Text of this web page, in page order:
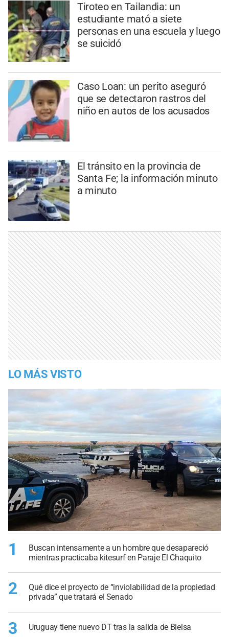
Tiroteo en Tailandia: un
estudiante mató a siete
personas en una escuela y luego
se suicidó
Caso Loan: un perito aseguró
que se detectaron rastros del
niño en autos de los acusados
El tránsito en la provincia de
Santa Fe; la información minuto
a minuto
LO MÁS VISTO
1
Buscan intensamente a un hombre que desapareció
mientras practicaba kitesurf en Paraje El Chaquito
2
Qué dice el proyecto de “inviolabilidad de la propiedad
privada” que tratará el Senado
3 Uruguay tiene nuevo DT tras la salida de Bielsa